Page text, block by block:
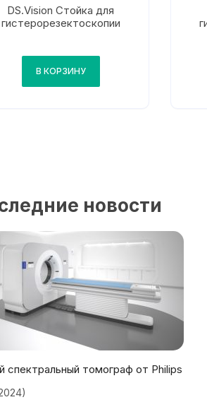
DS.Vision Стойка для
гистерорезектоскопии
В КОРЗИНУ
новости
спектральный томограф от Philips